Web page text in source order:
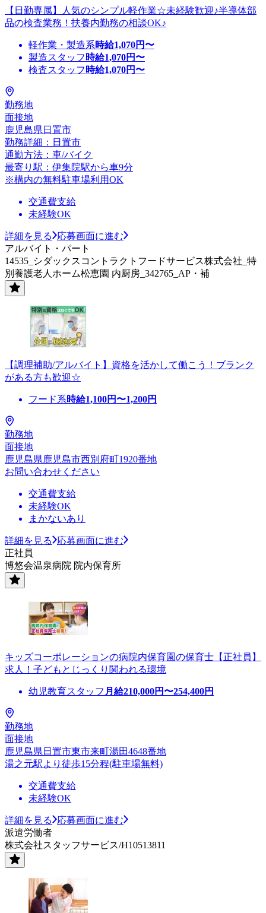
【日勤専属】人気のシンプル軽作業☆未経験歓迎♪半導体部
品の検査業務！扶養内勤務の相談OK♪
軽作業・製造系時給1,070円〜
製造スタッフ 時給1,070円〜
検査スタッフ 時給1,070円〜
勤務地
面接地
鹿児島県日置市
勤務詳細：日置市
通勤方法：車/バイク
最寄り駅：伊集院駅から車9分
※構内の無料駐車場利用OK
交通費支給
未経験OK
詳細を見る
応募画面に進む
アルバイト・パート
14535_シダックスコントラクトフードサービス株式会社_特
別養護老人ホーム松恵園 内厨房_342765_AP・補
【調理補助/アルバイト】資格を活かして働こう！ブランク
がある方も歓迎☆
フード系時給1,100円〜1,200円
勤務地
面接地
鹿児島県鹿児島市西別府町1920番地
お問い合わせください
交通費支給
未経験OK
まかないあり
詳細を見る
応募画面に進む
正社員
博悠会温泉病院 院内保育所
キッズコーポレーションの病院内保育園の保育士【正社員】
求人！子どもとじっくり関われる環境
幼児教育スタッフ 月給210,000円〜254,400円
勤務地
面接地
鹿児島県日置市東市来町湯田4648番地
湯之元駅より徒歩15分程(駐車場無料)
交通費支給
未経験OK
詳細を見る
応募画面に進む
派遣労働者
株式会社スタッフサービス/H10513811